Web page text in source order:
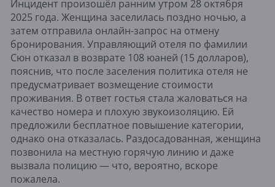
Инцидент произошёл ранним утром 28 октября
2025 года. Женщина заселилась поздно ночью, а
затем отправила онлайн-запрос на отмену
бронирования. Управляющий отеля по фамилии
Сюн отказал в возврате 108 юаней (15 долларов),
пояснив, что после заселения политика отеля не
предусматривает возмещение стоимости
проживания. В ответ гостья стала жаловаться на
качество номера и плохую звукоизоляцию. Ей
предложили бесплатное повышение категории,
однако она отказалась. Раздосадованная, женщина
позвонила на местную горячую линию и даже
вызвала полицию — что, вероятно, вскоре
пожалела.